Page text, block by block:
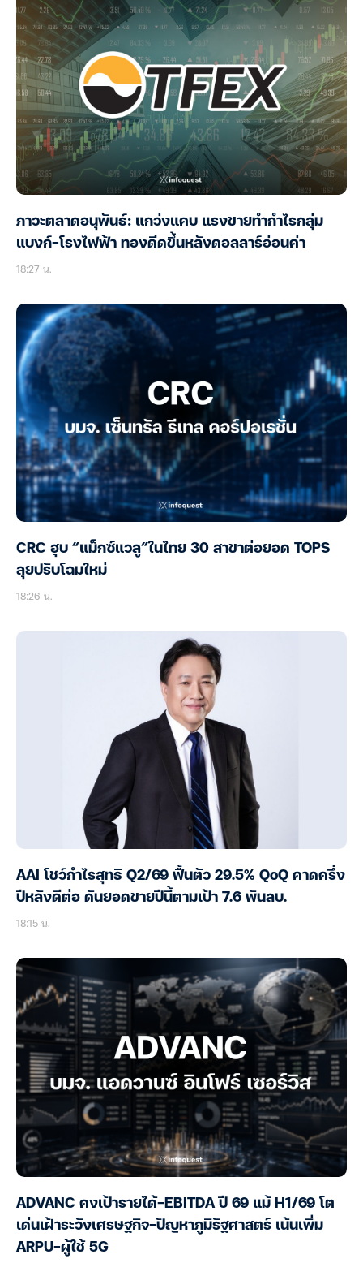
ภาวะตลาดอนุพันธ์: แกว่งแคบ แรงขายทำกำไรกลุ่ม
แบงก์-โรงไฟฟ้า ทองดีดขึ้นหลังดอลลาร์อ่อนค่า
18:27 น.
CRC ฮุบ “แม็กซ์แวลู”ในไทย 30 สาขาต่อยอด TOPS
ลุยปรับโฉมใหม่
18:26 น.
AAI โชว์กำไรสุทธิ Q2/69 ฟื้นตัว 29.5% QoQ คาดครึ่ง
ปีหลังดีต่อ ดันยอดขายปีนี้ตามเป้า 7.6 พันลบ.
18:15 น.
ADVANC คงเป้ารายได้-EBITDA ปี 69 แม้ H1/69 โต
เด่นเฝ้าระวังเศรษฐกิจ-ปัญหาภูมิรัฐศาสตร์ เน้นเพิ่ม
ARPU-ผู้ใช้ 5G